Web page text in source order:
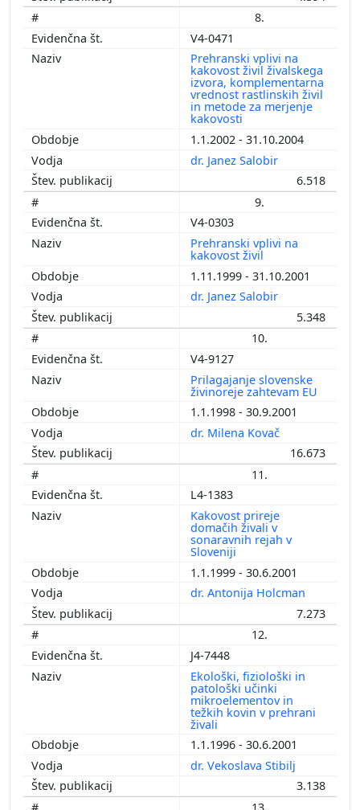
8.
V4-0471
Prehranski vplivi na
kakovost živil živalskega
izvora, komplementarna
vrednost rastlinskih živil
in metode za merjenje
kakovosti
1.1.2002 - 31.10.2004
dr. Janez Salobir
6.518
9.
V4-0303
Prehranski vplivi na
kakovost živil
1.11.1999 - 31.10.2001
dr. Janez Salobir
5.348
10.
V4-9127
Prilagajanje slovenske
živinoreje zahtevam EU
1.1.1998 - 30.9.2001
dr. Milena Kovač
16.673
11.
L4-1383
Kakovost prireje
domačih živali v
sonaravnih rejah v
Sloveniji
1.1.1999 - 30.6.2001
dr. Antonija Holcman
7.273
12.
J4-7448
Ekološki, fiziološki in
patološki učinki
mikroelementov in
težkih kovin v prehrani
živali
1.1.1996 - 30.6.2001
dr. Vekoslava Stibilj
3.138